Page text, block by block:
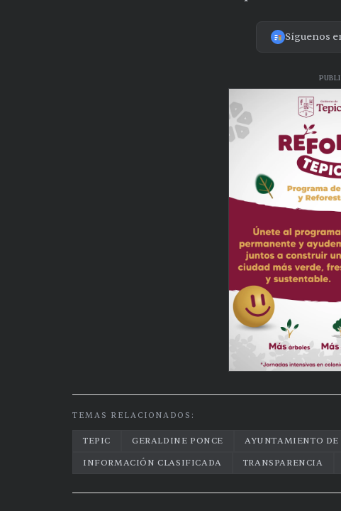
Síguenos
TEMAS RELACIONADOS:
TEPIC GERALDINE PONCE AYUNTAMIENTO DE
INFORMACIÓN CLASIFICADA
TRANSPARENCIA